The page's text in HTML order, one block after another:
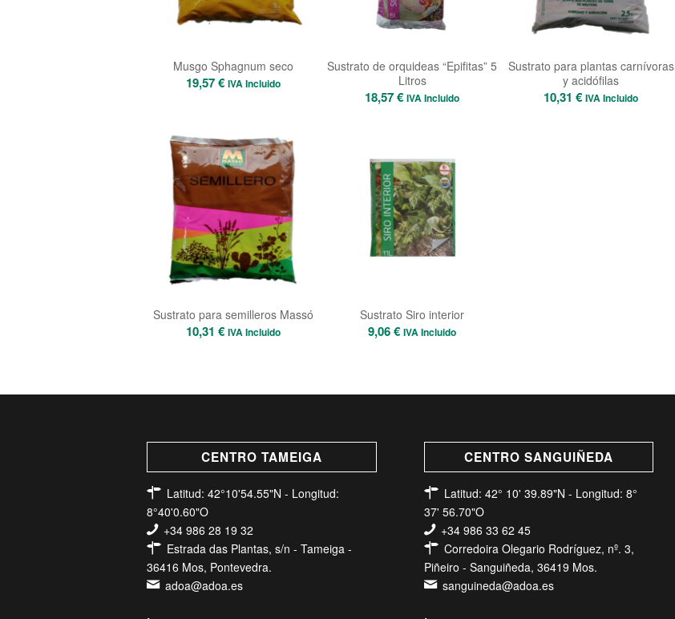
Musgo Sphagnum seco
19,57€ IVA Incluido
Sustrato de orquideas “Epifitas” 5
Litros
18,57€ IVA Incluido
Sustrato para plantas carnívoras
y acidófilas
10,31€ IVA Incluido
Sustrato para semilleros Massó
10,31€ IVA Incluido
Sustrato Siro interior
9,06€ IVA Incluido
CENTRO TAMEIGA
Latitud: 42°10'54.55"N - Longitud:
8°40'0.60"O
+34 986 28 19 32
Estrada das Plantas, s/n - Tameiga -
36416 Mos, Pontevedra.
adoa@adoa.es
CENTRO SANGUIÑEDA
Latitud: 42° 10' 39.89"N - Longitud: 8°
37' 56.70"O
+34 986 33 62 45
Corredoira Olegario Rodríguez, nº. 3,
Piñeiro - Sanguiñeda, 36419 Mos.
sanguineda@adoa.es